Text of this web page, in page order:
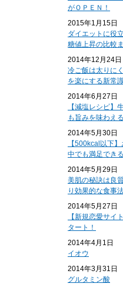
がＯＰＥＮ！
2015年1月15日
ダイエットに役
糖値上昇の比較
2014年12月24日
冷ご飯は太りに
を楽にする新常
2014年6月27日
【減塩レシピ】
も旨みを味わえ
2014年5月30日
【500kcal以下
中でも満足でき
2014年5月29日
美肌の秘訣は良
り効果的な食事
2014年5月27日
【新規恋愛サイ
タート！
2014年4月1日
イオウ
2014年3月31日
グルタミン酸